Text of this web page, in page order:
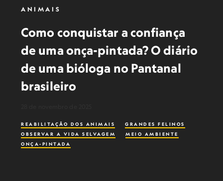
ANIMAIS
Como conquistar a confiança
de uma onça-pintada? O diário
de uma bióloga no Pantanal
brasileiro
REABILITAÇÃO DOS ANIMAIS
GRANDES FELINOS
OBSERVAR A VIDA SELVAGEM
MEIO AMBIENTE
ONÇA-PINTADA